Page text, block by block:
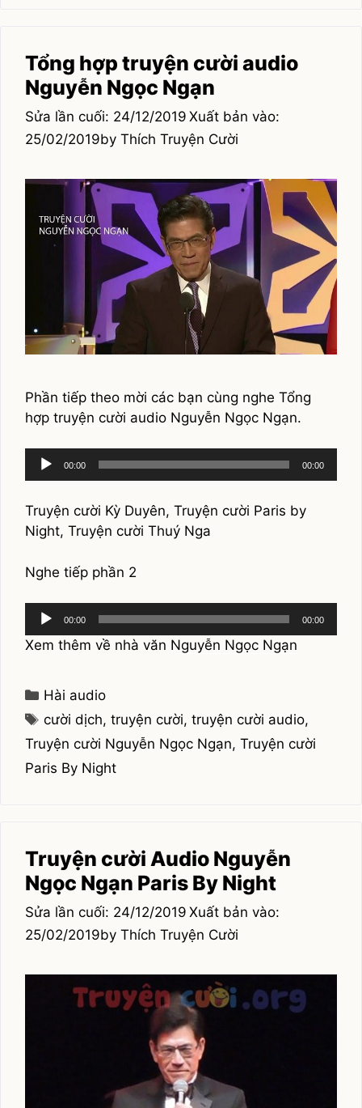
Tổng hợp truyện cười audio
Nguyễn Ngọc Ngạn
24/12/2019
25/02/2019by Thích Truyện Cười
Phần tiếp theo mời các bạn cùng nghe Tổng
hợp truyện cười audio Nguyễn Ngọc Ngạn.
Audio
Player
00:00 00:00
Truyện cười Kỳ Duyên, Truyện cười Paris by
Night, Truyện cười Thuý Nga
Nghe tiếp phần 2
Audio
Player
00:00 00:00
Xem thêm về nhà văn Nguyễn Ngọc Ngạn
Categories
Hài audio
Tags
cười dịch,truyện cười,truyện cười audio,
Truyện cười Nguyễn Ngọc Ngạn, Truyện cười
Paris By Night
Truyện cười Audio Nguyễn
Ngọc Ngạn Paris By Night
24/12/2019
25/02/2019by Thích Truyện Cười